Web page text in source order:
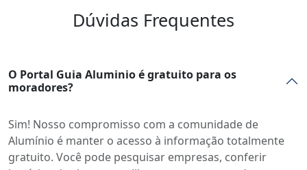
Dúvidas Frequentes
O Portal Guia Aluminio é gratuito para os
moradores?
Sim! Nosso compromisso com a comunidade de
Alumínio é manter o acesso à informação totalmente
gratuito. Você pode pesquisar empresas, conferir